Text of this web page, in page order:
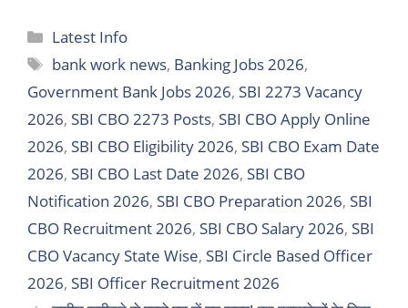
Categories
Latest Info
Tags
bank work news, Banking Jobs 2026,
Government Bank Jobs 2026, SBI 2273 Vacancy
2026, SBI CBO 2273 Posts, SBI CBO Apply Online
2026, SBI CBO Eligibility 2026, SBI CBO Exam Date
2026, SBI CBO Last Date 2026, SBI CBO
Notification 2026, SBI CBO Preparation 2026, SBI
CBO Recruitment 2026, SBI CBO Salary 2026, SBI
CBO Vacancy State Wise, SBI Circle Based Officer
2026, SBI Officer Recruitment 2026